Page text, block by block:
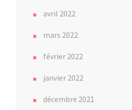
avril 2022
mars 2022
février 2022
janvier 2022
décembre 2021